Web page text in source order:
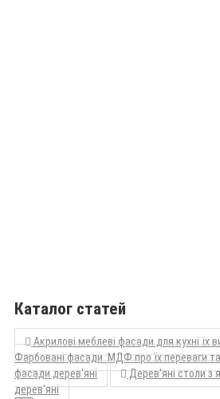
Каталог статей
Акрилові меблеві фасади для кухні їх
Фарбовані фасади МДФ про їх переваги
фасади дерев'яні
Дерев'яні столи з
дерев'яні